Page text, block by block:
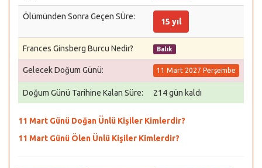
Ölümünden Sonra Geçen SÜre:
15 yıl
Frances Ginsberg Burcu Nedir? Balık
Gelecek Doğum Günü: 11 Mart 2027 Perşembe
Doğum Günü Tarihine Kalan Süre: 214 gün kaldı
11 Mart Günü Doğan Ünlü Kişiler Kimlerdir?
11 Mart Günü Ölen Ünlü Kişiler Kimlerdir?